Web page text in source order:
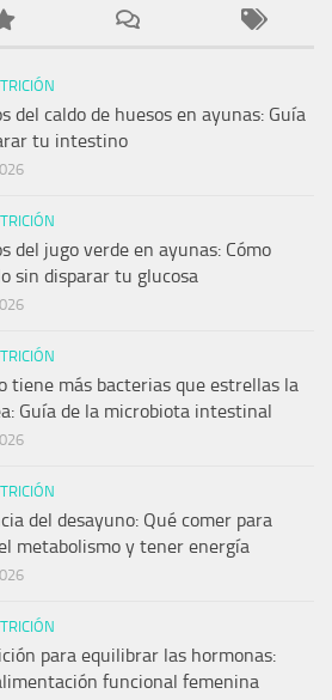
del caldo de huesos en ayunas: Guía
tu intestino
del jugo verde en ayunas: Cómo
sin disparar tu glucosa
tiene más bacterias que estrellas la
Guía de la microbiota intestinal
del desayuno: Qué comer para
metabolismo y tener energía
para equilibrar las hormonas:
funcional femenina